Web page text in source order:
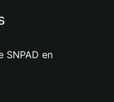
SNPAD en